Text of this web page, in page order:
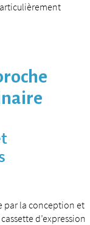
par la conception et
d’expression